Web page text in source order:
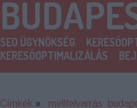
SEO ÜGYNÖKSÉG
KERESŐOPTIMALIZÁLÁS
Címkék »